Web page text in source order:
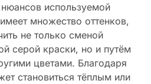
используемой
множество оттенков,
не только сменой
серой краски, но и путём
цветами. Благодаря
становиться тёплым или